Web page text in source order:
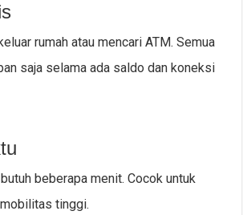
rumah atau mencari ATM. Semua
saja selama ada saldo dan koneksi
beberapa menit. Cocok untuk
tinggi.